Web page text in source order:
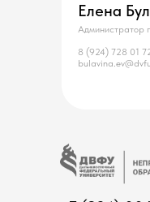
Администратор
8 (924) 728 01
Елена